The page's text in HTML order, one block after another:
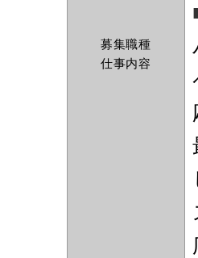
募集職種
仕事内容